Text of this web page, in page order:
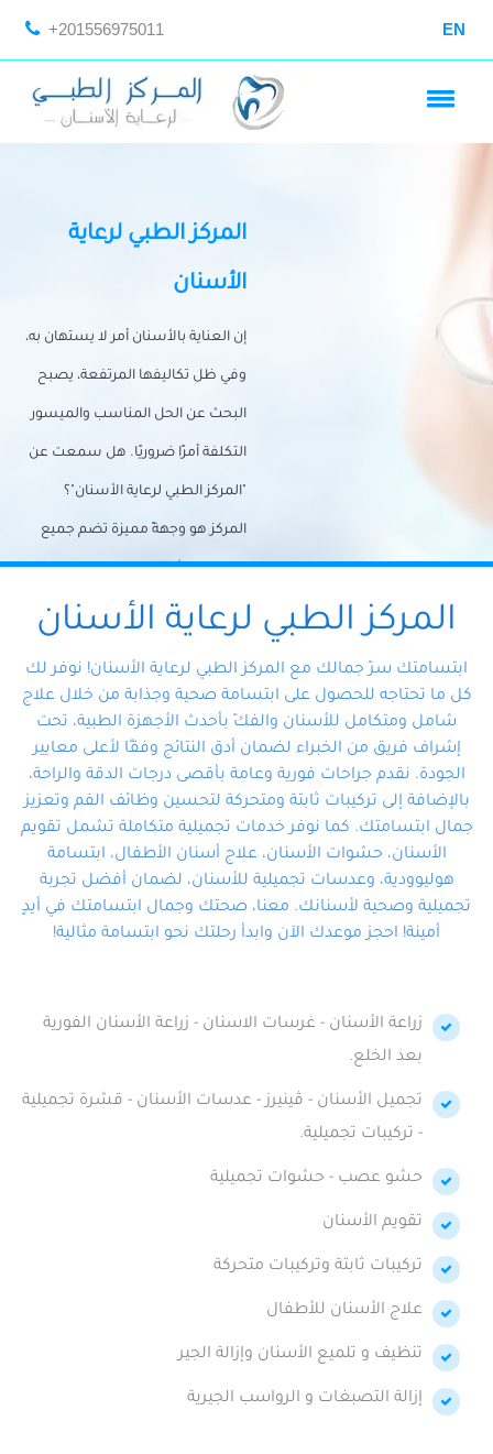
+201556975011 EN
المركز الطبي لرعاية
الأسنان
إن العناية بالأسنان أمر لا يستهان به،
وفي ظل تكاليفها المرتفعة، يصبح
البحث عن الحل المناسب والميسور
التكلفة أمرًا ضروريًا. هل سمعت عن
"المركز الطبي لرعاية الأسنان"؟
المركز هو وجهةً مميزة تضم جميع
احتياجات الأسنان تحت سقف واحد،
وتضمن لك حلاً شاملًا لجميع
المتخصص ذوي الخبرة، ستجد نفسك
في أيد أمينة تلبي احتياجاتك بكل
احترافية ودقة.
المركز الطبي لرعاية الأسنان
ابتسامتك سرّ جمالك مع المركز الطبي لرعاية الأسنان! نوفر لك
كل ما تحتاجه للحصول على ابتسامة صحية وجذابة من خلال علاج
شامل ومتكامل للأسنان والفكّ بأحدث الأجهزة الطبية، تحت
إشراف فريق من الخبراء لضمان أدق النتائج وفقًا لأعلى معايير
الجودة. نقدم جراحات فورية وعامة بأقصى درجات الدقة والراحة،
بالإضافة إلى تركيبات ثابتة ومتحركة لتحسين وظائف الفم وتعزيز
جمال ابتسامتك. كما نوفر خدمات تجميلية متكاملة تشمل تقويم
الأسنان، حشوات الأسنان، علاج أسنان الأطفال، ابتسامة
هوليوودية، وعدسات تجميلية للأسنان، لضمان أفضل تجربة
تجميلية وصحية لأسنانك. معنا، صحتك وجمال ابتسامتك في أيدٍ
أمينة! احجز موعدك الآن وابدأ رحلتك نحو ابتسامة مثالية!
زراعة الأسنان - غرسات الاسنان - زراعة الأسنان الفورية
بعد الخلع.
تجميل الأسنان - ڤينيرز - عدسات الأسنان - قشرة تجميلية
- تركيبات تجميلية.
حشو عصب - حشوات تجميلية
تقويم الأسنان
تركيبات ثابتة وتركيبات متحركة
علاج الأسنان للأطفال
تنظيف و تلميع الأسنان وإزالة الجير
إزالة التصبغات و الرواسب الجيرية